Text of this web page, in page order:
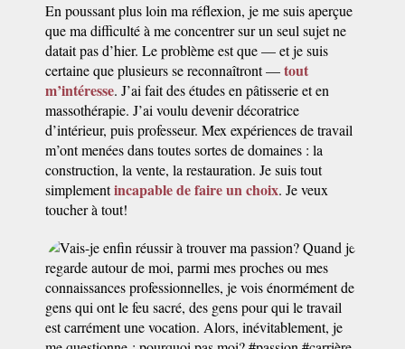
En poussant plus loin ma réflexion, je me suis aperçue
que ma difficulté à me concentrer sur un seul sujet ne
datait pas d’hier. Le problème est que — et je suis
certaine que plusieurs se reconnaîtront —tout
m’intéresse. J’ai fait des études en pâtisserie et en
massothérapie. J’ai voulu devenir décoratrice
d’intérieur, puis professeur. Mex expériences de travail
m’ont menées dans toutes sortes de domaines : la
construction, la vente, la restauration. Je suis tout
simplementincapable de faire un choix. Je veux
toucher à tout!